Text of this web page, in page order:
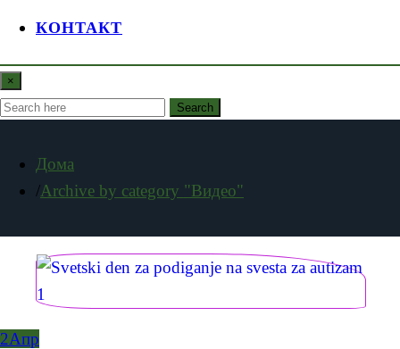
КОНТАКТ
×
Search
Дома
Archive by category "Видео"
2Апр